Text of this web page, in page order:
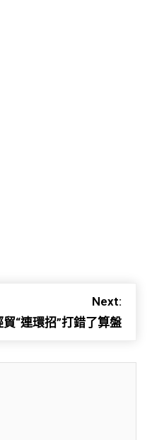
Next:
“連環招”打錯了算盤